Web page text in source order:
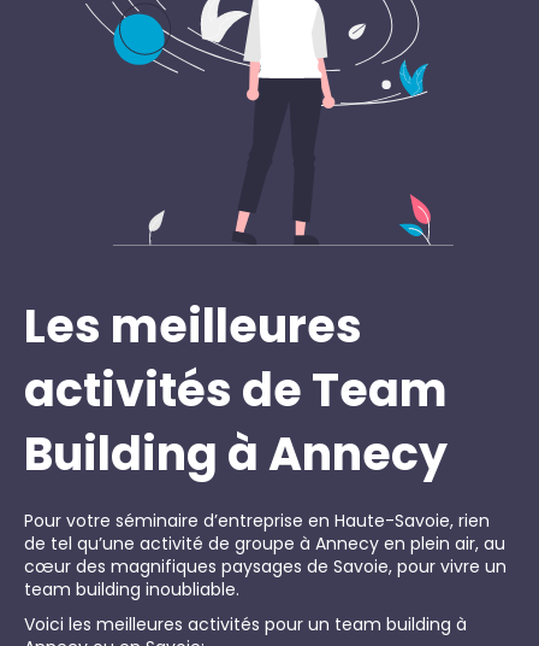
Les meilleures
activités de Team
Building à Annecy
Pour votre séminaire d’entreprise en Haute-Savoie, rien
de tel qu’une activité de groupe à Annecy en plein air, au
cœur des magnifiques paysages de Savoie, pour vivre un
team building inoubliable.
Voici les meilleures activités pour un team building à